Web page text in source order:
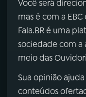
Você será
mas é com a
Fala.BR é uma
sociedade com
meio das
Sua opinião
conteúdos